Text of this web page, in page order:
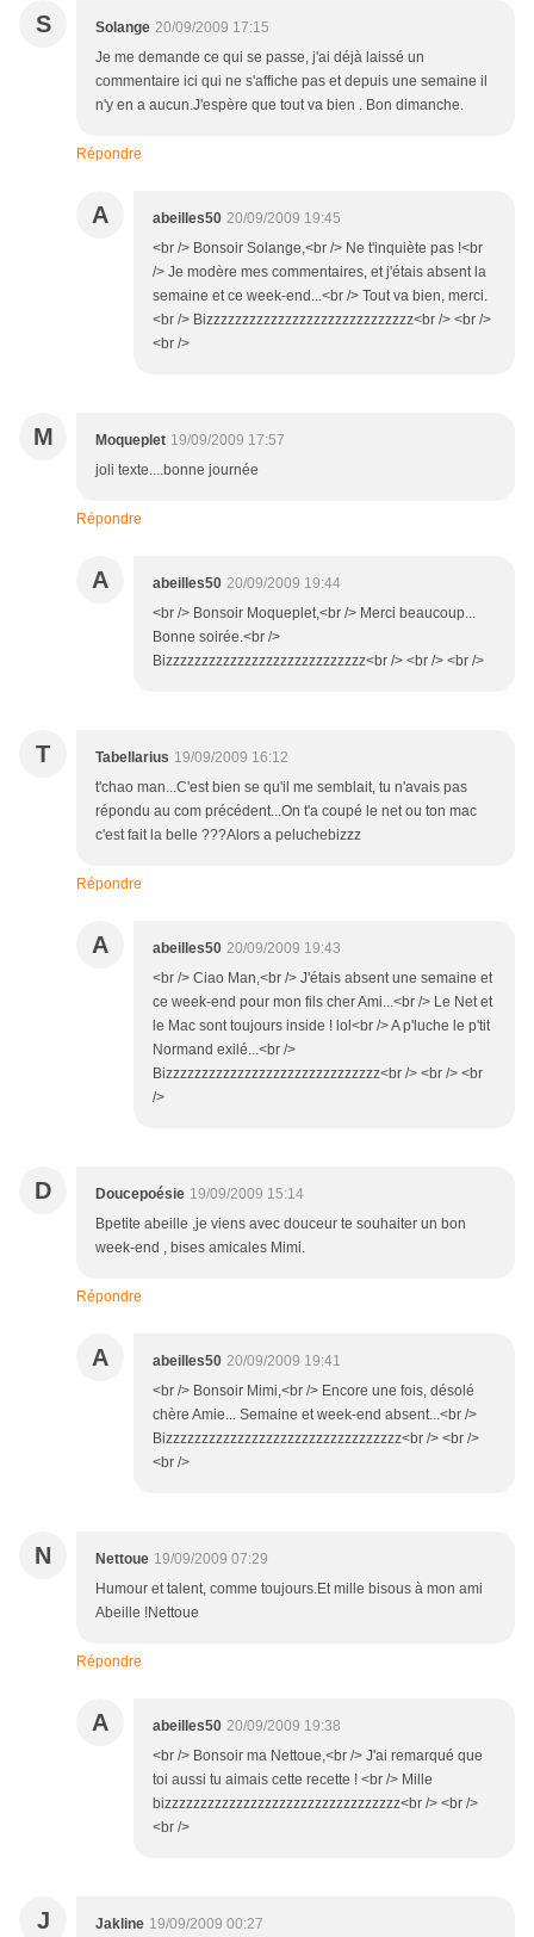
S Solange 20/09/2009 17:15
Je me demande ce qui se passe, j'ai déjà laissé un
commentaire ici qui ne s'affiche pas et depuis une semaine il
n'y en a aucun.J'espère que tout va bien . Bon dimanche.
Répondre
A abeilles50 20/09/2009 19:45
<br /> Bonsoir Solange,<br /> Ne t'inquiète pas !<br
/> Je modère mes commentaires, et j'étais absent la
semaine et ce week-end...<br /> Tout va bien, merci.
<br /> Bizzzzzzzzzzzzzzzzzzzzzzzzzzzzz<br /> <br />
<br />
M Moqueplet 19/09/2009 17:57
joli texte....bonne journée
Répondre
A abeilles50 20/09/2009 19:44
<br /> Bonsoir Moqueplet,<br /> Merci beaucoup...
Bonne soirée.<br />
Bizzzzzzzzzzzzzzzzzzzzzzzzzzzz<br /> <br /> <br />
T Tabellarius 19/09/2009 16:12
t'chao man...C'est bien se qu'il me semblait, tu n'avais pas
répondu au com précédent...On t'a coupé le net ou ton mac
c'est fait la belle ???Alors a peluchebizzz
Répondre
A abeilles50 20/09/2009 19:43
<br /> Ciao Man,<br /> J'étais absent une semaine et
ce week-end pour mon fils cher Ami...<br /> Le Net et
le Mac sont toujours inside ! lol<br /> A p'luche le p'tit
Normand exilé...<br />
Bizzzzzzzzzzzzzzzzzzzzzzzzzzzzzz<br /> <br /> <br
/>
D Doucepoésie 19/09/2009 15:14
Bpetite abeille ,je viens avec douceur te souhaiter un bon
week-end , bises amicales Mimi.
Répondre
A abeilles50 20/09/2009 19:41
<br /> Bonsoir Mimi,<br /> Encore une fois, désolé
chère Amie... Semaine et week-end absent...<br />
Bizzzzzzzzzzzzzzzzzzzzzzzzzzzzzzzzz<br /> <br />
<br />
N Nettoue 19/09/2009 07:29
Humour et talent, comme toujours.Et mille bisous à mon ami
Abeille !Nettoue
Répondre
A abeilles50 20/09/2009 19:38
<br /> Bonsoir ma Nettoue,<br /> J'ai remarqué que
toi aussi tu aimais cette recette ! <br /> Mille
bizzzzzzzzzzzzzzzzzzzzzzzzzzzzzzzzz<br /> <br />
<br />
J Jakline 19/09/2009 00:27